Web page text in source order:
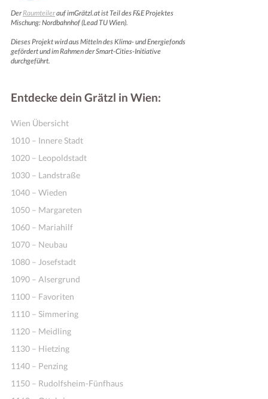
DerRaumteilerauf imGrätzl.at ist Teil des F&E Projektes
Mischung: Nordbahnhof (Lead TU Wien).
Dieses Projekt wird aus Mitteln des Klima- und Energiefonds
gefördert und im Rahmen der Smart-Cities-Initiative
durchgeführt.
Entdecke dein Grätzl in Wien:
Wien Übersicht
1010 – Innere Stadt
1020 – Leopoldstadt
1030 – Landstraße
1040 – Wieden
1050 – Margareten
1060 – Mariahilf
1070 – Neubau
1080 – Josefstadt
1090 – Alsergrund
1100 – Favoriten
1110 – Simmering
1120 – Meidling
1130 – Hietzing
1140 – Penzing
1150 – Rudolfsheim-Fünfhaus